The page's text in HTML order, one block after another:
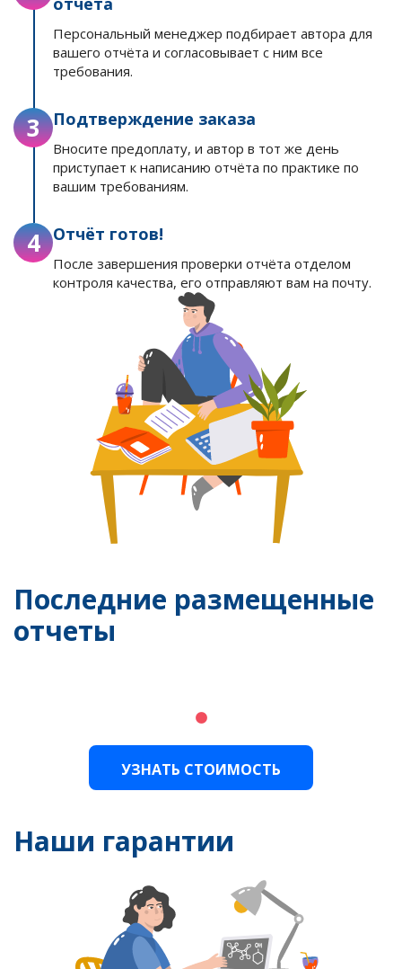
Персональный менеджер подбирает автора для
вашего отчёта и согласовывает с ним все
требования.
3 Подтверждение заказа
Вносите предоплату, и автор в тот же день
приступает к написанию отчёта по практике по
вашим требованиям.
4 Отчёт готов!
После завершения проверки отчёта отделом
контроля качества, его отправляют вам на почту.
Последние размещенные
отчеты
УЗНАТЬ СТОИМОСТЬ
Наши гарантии